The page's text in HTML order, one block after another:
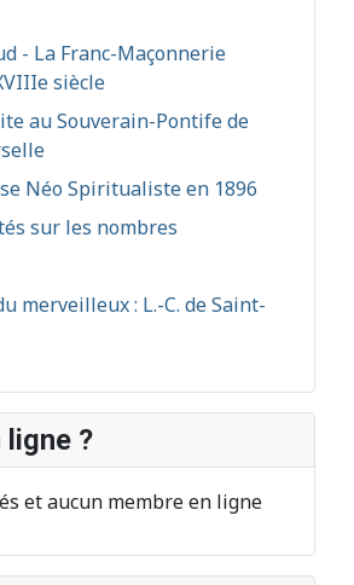
- La Franc-Maçonnerie
siècle
au Souverain-Pontife de
Néo Spiritualiste en 1896
sur les nombres
merveilleux : L.-C. de Saint-
ligne ?
et aucun membre en ligne